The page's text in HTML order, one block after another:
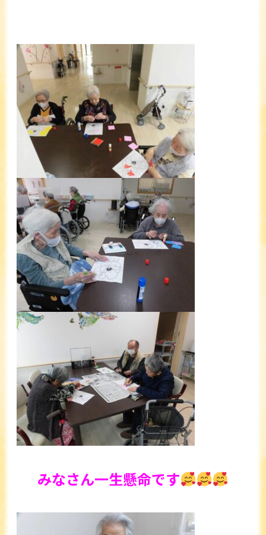
みなさん一生懸命です